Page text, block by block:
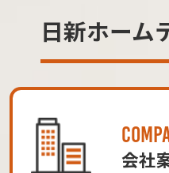
日新ホーム
会社